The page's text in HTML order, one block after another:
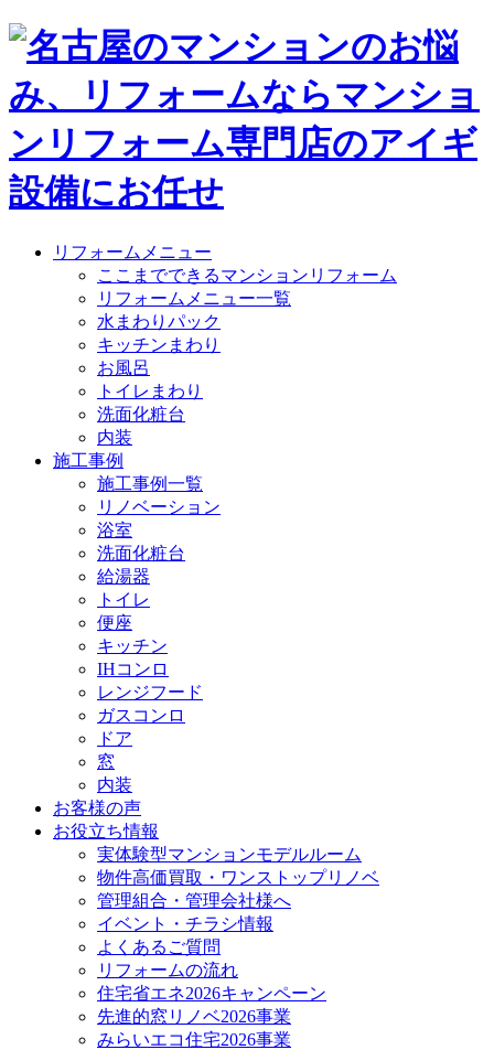
リフォームメニュー
ここまでできるマンションリフォーム
リフォームメニュー一覧
水まわりパック
キッチンまわり
お風呂
トイレまわり
洗面化粧台
内装
施工事例
施工事例一覧
リノベーション
浴室
洗面化粧台
給湯器
トイレ
便座
キッチン
IHコンロ
レンジフード
ガスコンロ
ドア
窓
内装
お客様の声
お役立ち情報
実体験型マンションモデルルーム
物件高価買取・ワンストップリノベ
管理組合・管理会社様へ
イベント・チラシ情報
よくあるご質問
リフォームの流れ
住宅省エネ2026キャンペーン
先進的窓リノベ2026事業
みらいエコ住宅2026事業